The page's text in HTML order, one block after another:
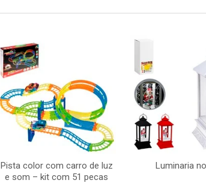
Pista color com carro de luz
e som – kit com 51 pecas
Luminaria